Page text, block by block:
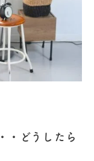
・どうしたら